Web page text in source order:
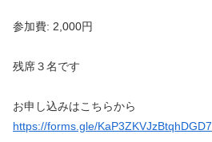
参加費: 2,000円
残席３名です
お申し込みはこちらから
https://forms.gle/KaP3ZKVJzBtqhDGD7